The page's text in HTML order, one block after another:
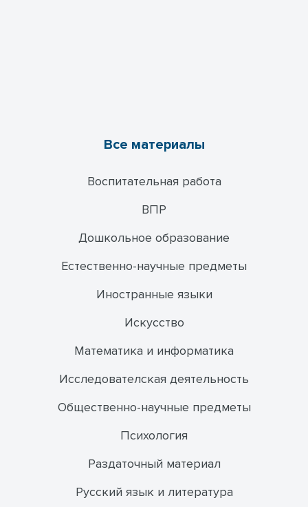
Все материалы
Воспитательная работа
ВПР
Дошкольное образование
Естественно-научные предметы
Иностранные языки
Искусство
Математика и информатика
Исследователская деятельность
Общественно-научные предметы
Психология
Раздаточный материал
Русский язык и литература